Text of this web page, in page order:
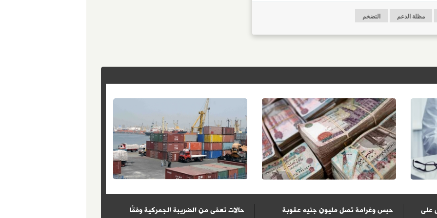
مظلة الدعم التضخم
حالات تعفى من الضريبة الجمركية وفقًا
حبس وغرامة تصل مليون جنيه عقوبة
على